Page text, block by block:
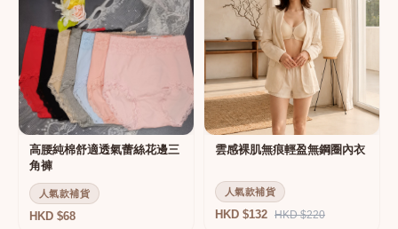
高腰純棉舒適透氣蕾絲花邊三
角褲
人氣款補貨
HKD $68
雲感裸肌無痕輕盈無鋼圈內衣
人氣款補貨
HKD $132 HKD $220